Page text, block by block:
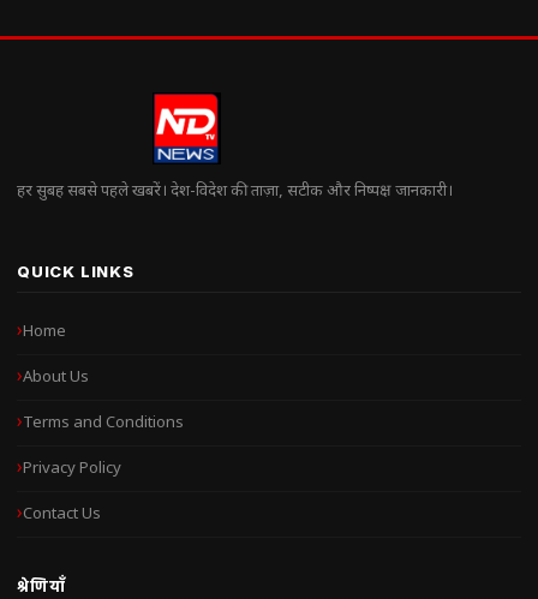
हर सुबह सबसे पहले खबरें। देश-विदेश की ताज़ा, सटीक और निष्पक्ष जानकारी।
QUICK LINKS
Home
About Us
Terms and Conditions
Privacy Policy
Contact Us
श्रेणियाँ